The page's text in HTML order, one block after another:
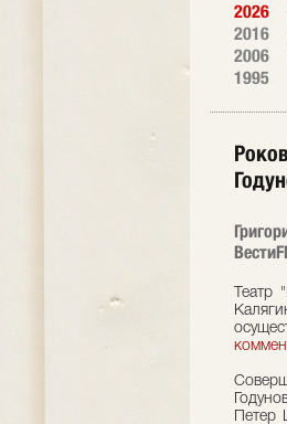
2026
2016
2006
1995
Петер